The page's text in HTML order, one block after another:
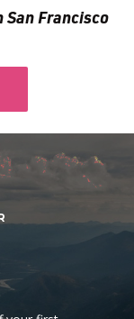
San Francisco